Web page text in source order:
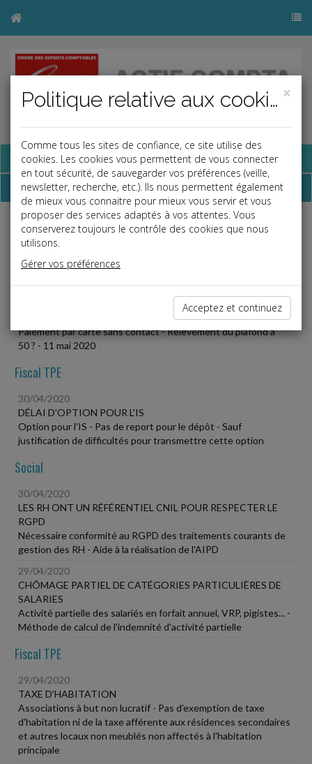
Base documentaire
Dépêches
Liste des dernières dépêches
LE PLAFOND DU PAIEMENT SANS CONTACT RELEVÉ À 50 ?
Paiement par carte sans contact - Relèvement du plafond à
50 ? - 11 mai 2020
Fiscal TPE
30/04/2020
DÉLAI D'OPTION POUR L'IS
Option pour l'IS - Pas de report pour le dépôt - Sauf
justification de difficultés pour transmettre cette option
Social
30/04/2020
LES RH ONT UN RÉFÉRENTIEL CNIL POUR RESPECTER LE
RGPD
Nécessaire conformité au RGPD des traitements courants de
gestion des RH - Aide à la réalisation de l'AIPD
29/04/2020
CHÔMAGE PARTIEL DE CATÉGORIES PARTICULIÈRES DE
SALARIES
Activité partielle des salariés en forfait annuel, VRP, pigistes... -
Méthode de calcul de l'indemnité d'activité partielle
Fiscal TPE
29/04/2020
TAXE D'HABITATION
Associations à but non lucratif - Pas d'exemption de taxe
d'habitation ni de la taxe afférente aux résidences secondaires
et autres locaux non meublés non affectés à l'habitation
principale
×
Politique relative aux cookies
Comme tous les sites de confiance, ce site utilise des
cookies. Les cookies vous permettent de vous connecter
en tout sécurité, de sauvegarder vos préférences (veille,
newsletter, recherche, etc.). Ils nous permettent également
de mieux vous connaitre pour mieux vous servir et vous
proposer des services adaptés à vos attentes. Vous
conserverez toujours le contrôle des cookies que nous
utilisons.
Gérer vos préférences
Acceptez et continuez